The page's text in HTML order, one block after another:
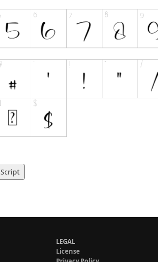
Script
LEGAL
License